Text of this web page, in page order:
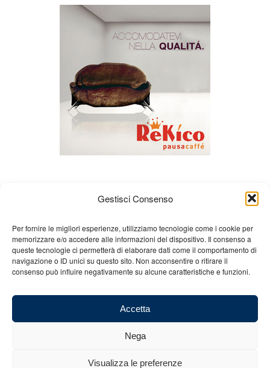
Gestisci Consenso
Per fornire le migliori esperienze, utilizziamo tecnologie come i cookie per
memorizzare e/o accedere alle informazioni del dispositivo. Il consenso a
queste tecnologie ci permetterà di elaborare dati come il comportamento di
navigazione o ID unici su questo sito. Non acconsentire o ritirare il
consenso può influire negativamente su alcune caratteristiche e funzioni.
Accetta
Nega
Visualizza le preferenze
Chi siamo Gian Carlo Minardi
Gear
Merchandising
Partners Contatti
03101011207 - REA: BO 491926 (sede legale) - REA: RA 199431 (sede